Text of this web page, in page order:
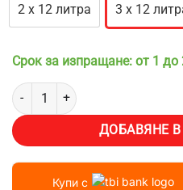
2 х 12 литра
3 х 12
Срок за изпращане: от 1 до
количество за Професионална
ДОБАВЯНЕ
Купи с